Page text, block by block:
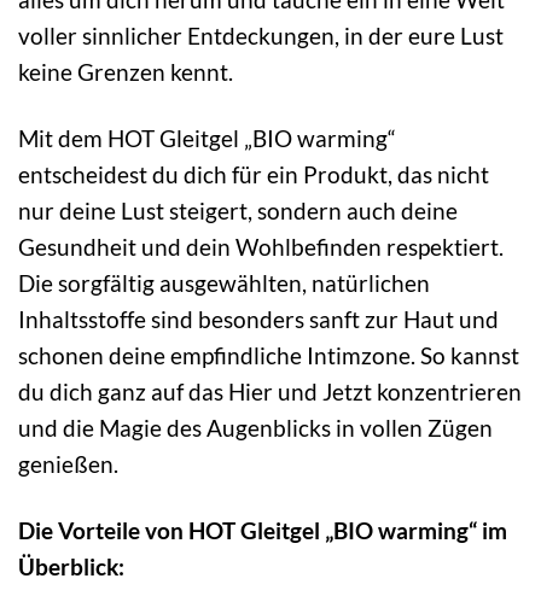
voller sinnlicher Entdeckungen, in der eure Lust
keine Grenzen kennt.
Mit dem HOT Gleitgel „BIO warming“
entscheidest du dich für ein Produkt, das nicht
nur deine Lust steigert, sondern auch deine
Gesundheit und dein Wohlbefinden respektiert.
Die sorgfältig ausgewählten, natürlichen
Inhaltsstoffe sind besonders sanft zur Haut und
schonen deine empfindliche Intimzone. So kannst
du dich ganz auf das Hier und Jetzt konzentrieren
und die Magie des Augenblicks in vollen Zügen
genießen.
Die Vorteile von HOT Gleitgel „BIO warming“ im
Überblick: